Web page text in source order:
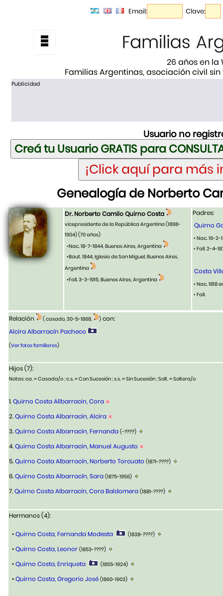
Email: Clave:
26 años en la
Familias Argentinas, asociación civil
Publicidad
Usuario no
Genealogía de Norberto
Dr. Norberto Camilo Quirno Costa
vicepresidente de la República Argentina (1898-
1904)(70 años)
•Nac. 18-7-1844, Buenos Aires, Argentina
•Baut. 1844, Iglesia de San Miguel, Buenos Aires,
Argentina
•Fall. 3-3-1915, Buenos Aires, Argentina
Padres:
Quirno
• Nac. 16-
• Fall. 2-4-
Costa
• Nac. 1818
• Fall.
Relación ( casado, 30-5-1868, ) con:
Alcira Albarracín Pacheco
(Ver fotos familiares)
Hijos (7):
Notas: ca. = Casada/o ; c.s. = Con Sucesión ; s.s. = Sin Sucesión ; Solt. = Soltera/o
1.Quirno Costa Allbarracin, Cora
2.Quirno Costa Albarracin, Alcira
3.Quirno Costa Albarracin, Fernanda (-????)
4.Quirno Costa Albarracin, Manuel Augusto
5.Quirno Costa Albarracín, Norberto Torcuato (1871-????)
6.Quirno Costa Albarracín, Sara (1875-1956)
7.Quirno Costa Albarracín, Cora Baldomera (1881-????)
Hermanos (4):
•Quirno Costa, Fernanda Modesta (1838-????)
•Quirno Costa, Leonor (1853-????)
•Quirno Costa, Enriqueta (1855-1924)
•Quirno Costa, Gregorio José (1860-1903)